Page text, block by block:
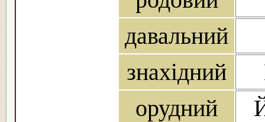
давальний
знахідний
орудний